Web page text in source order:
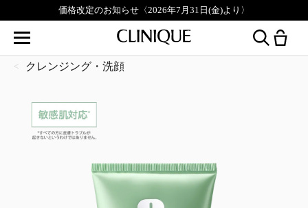
価格改定のお知らせ〈2026年7月31日(金)より〉
クレンジング・洗顔